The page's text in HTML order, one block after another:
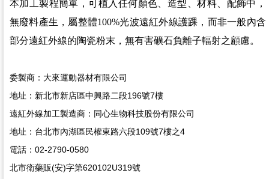
本加工製程簡單，可植入任何顏色、造型、材料、配飾中，
無廢料產生，屬整體100%光波遠紅外線護踝， 而非一般內含
部分遠紅外線的陶瓷粉末，無有害礦石負離子輻射之顧慮。
委製商：大來運動器材有限公司
地址：新北市新店區中興路二段196號7樓
遠紅外線加工製造商：同心生物科技股份有限公司
地址：台北市內湖區民權東路六段109號7樓之4
電話：02-2790-0580
北市衛藥販(安)字第620102U319號